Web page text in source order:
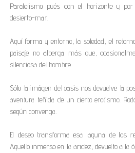
Paralelismo pués con el horizonte y por
desierto-mar.
Aquí forma y entorno, la soledad, el
paisaje no alberga más que,
silenciosa del hombre.
Sólo la imágen del oasis nos devuelve la
aventura teñida de un cierto erotismo.
según convenga.
El deseo transforma esa laguna de los
Aquello inmerso en la aridez, devuelto a la